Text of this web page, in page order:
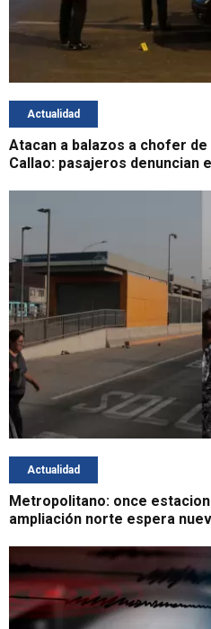
Actualidad
Atacan a balazos a chofer
Callao: pasajeros denuncian
Actualidad
Metropolitano: once
ampliación norte espera